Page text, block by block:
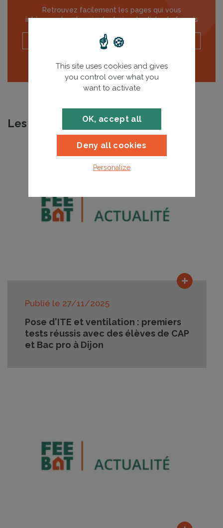
Retrouvez facilement les pages qui vous
intéressent en les ajoutants à votre liste de favoris
Ajouter
Voir mes favoris
Les dernières actualités FEEBAT
Publié le 27/11/2025
Pose d'ITE et ventilation : premiers
tests réussis avec des élèves de CAP
et Bac pro à Dijon
Lire la
This site uses cookies and gives
you control over what you
want to activate
OK, accept all
Deny all cookies
Personalize